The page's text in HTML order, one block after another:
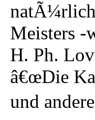
natÃ¼rlich
Meisters -
H. Ph.
â€œDie
und